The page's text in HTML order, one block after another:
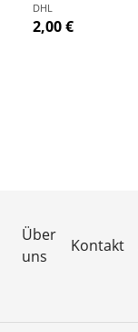
DHL
2,00 €
Über
uns
Kontakt